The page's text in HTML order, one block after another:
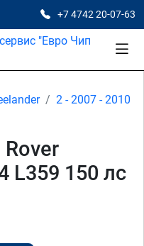
+7 4742 20-07-63
2 - 2007 - 2010
L359 150 лс